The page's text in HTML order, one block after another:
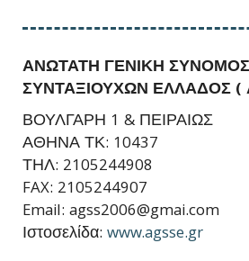
ΑΝΩΤΑΤΗ ΓΕΝΙΚΗ
ΣΥΝΤΑΞΙΟΥΧΩΝ ΕΛΛΑΔΟΣ (
ΒΟΥΛΓΑΡΗ 1 & ΠΕΙΡΑΙΩΣ
ΑΘΗΝΑ ΤΚ: 10437
ΤΗΛ: 2105244908
FAX: 2105244907
Email: agss2006@gmai.com
Ιστοσελίδα: www.agsse.gr